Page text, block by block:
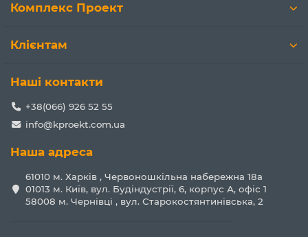
Комплекс Проект
Клієнтам
Наші контакти
+38(066) 926 52 55
info@kproekt.com.ua
Наша адреса
61010 м. Харків , Червоношкільна набережна 18а
01013 м. Київ, вул. Будіндустрії, 6, корпус А, офіс 1
58008 м. Чернівці , вул. Старокостянтинівська, 2